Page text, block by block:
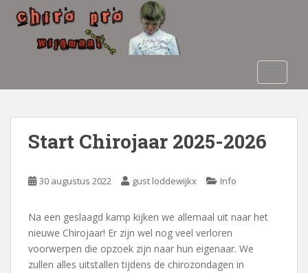
o
Start Chirojaar 2025-2026
30 augustus 2022 gust loddewijkx Info
Na een geslaagd kamp kijken we allemaal uit naar het
nieuwe Chirojaar! Er zijn wel nog veel verloren
voorwerpen die opzoek zijn naar hun eigenaar. We
zullen alles uitstallen tijdens de chirozondagen in